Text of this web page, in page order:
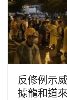
反修例示
據龍和道